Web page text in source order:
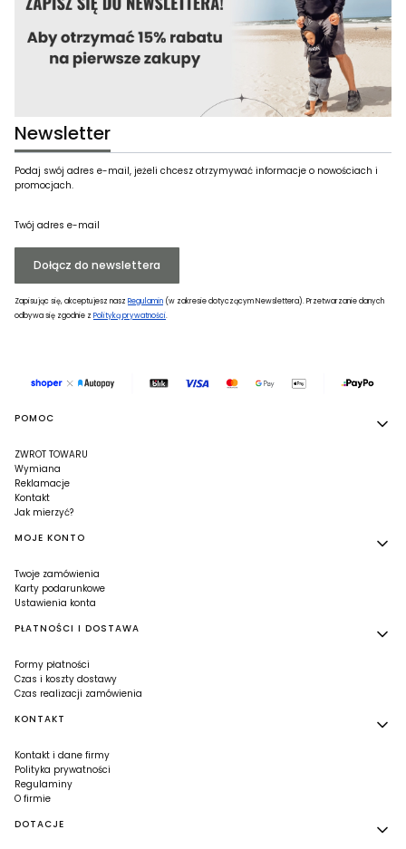
Newsletter
Podaj swój adres e-mail, jeżeli chcesz otrzymywać informacje o nowościach i
promocjach.
Twój adres e-mail
Dołącz do newslettera
Zapisując się, akceptujesz nasz Regulamin (w zakresie dotyczącym Newslettera). Przetwarzanie danych
odbywa się zgodnie z Polityką prywatności.
Linki w stopce
POMOC
ZWROT TOWARU
Wymiana
Reklamacje
Kontakt
Jak mierzyć?
MOJE KONTO
Twoje zamówienia
Karty podarunkowe
Ustawienia konta
PŁATNOŚCI I DOSTAWA
Formy płatności
Czas i koszty dostawy
Czas realizacji zamówienia
KONTAKT
Kontakt i dane firmy
Polityka prywatności
Regulaminy
O firmie
DOTACJE